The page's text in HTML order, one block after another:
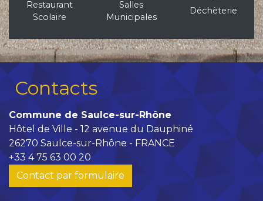
Restaurant
Scolaire
Salles
Municipales
Déchèterie
Contacts
Commune de Saulce-sur-Rhône
Hôtel de Ville - 12 avenue du Dauphiné
26270 Saulce-sur-Rhône - FRANCE
+33 4 75 63 00 20
Contact par formulaire